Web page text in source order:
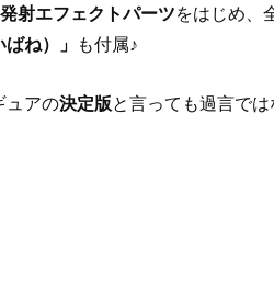
発射エフェクトパーツをはじめ、
ね）」 も付属♪
ュアの決定版と言っても過言で